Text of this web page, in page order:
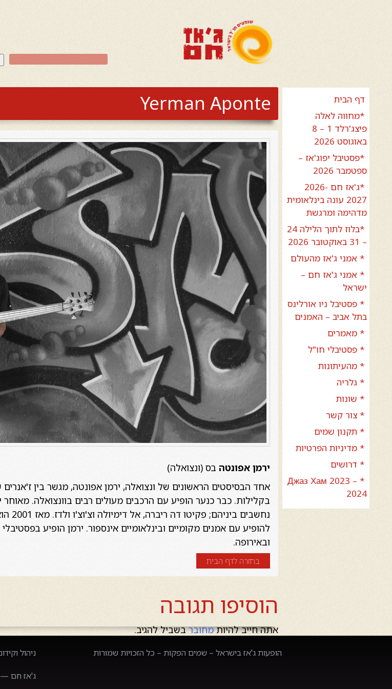
דף הבית
*מחווה לאלה
פיצג'רלד 1 – 8
באוגוסט 2026
*פסטיבל יפוג'אז –
ספטמבר 2026
*ג'אז חם 2026-
2027 עונה בינלאומית
מדהימה ומרגשת
*בלוז לתוך הלילה 24
– 31 באוקטובר 2026
* אמני ג'אז מהעולם
* אמני ג'אז חם –
ישראל
* פסטיבל ניו אורלינס
בתל אביב – האמנים
* מאמרים
* פסטיבלי חו"ל
* מהעיתונות
* גלריה
* שונות
* צור קשר
* תקנון שמים
* מדיניות הפרטיות
* דרושים
* Джаз Хам 2023 –
2024
Yerman Aponte
ירמן אפונטה בס (ונצואלה)
אחד הבסיסטים הראשונים של ונצואלה, ירמן אפונטה, מגשר בין
בקלילות. כבר כנער הופיע עם הרכבים מעולים רבים בוונצואלה.
להופיע עם אמנים מקומיים ובינלאומיים אינספור. ירמן הופיע
ובאירופה.
בחזרה לדף הבית
הוסיפו תגובה
אתה חייב להיותמחוברבשביל להגיב.
ניהול
ג'אז חם —
הופעות ג'אז בישראל – שמים הפקות – כל הזכויות שמורות